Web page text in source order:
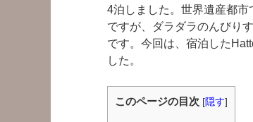
4泊しました。世界遺産都
ですが、ダラダラのんびり
です。今回は、宿泊した
した。
このページの目次 [隠す]